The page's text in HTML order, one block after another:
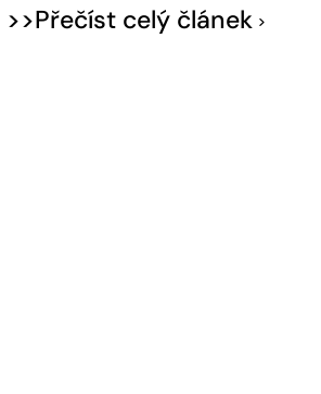
>>Přečíst celý článek